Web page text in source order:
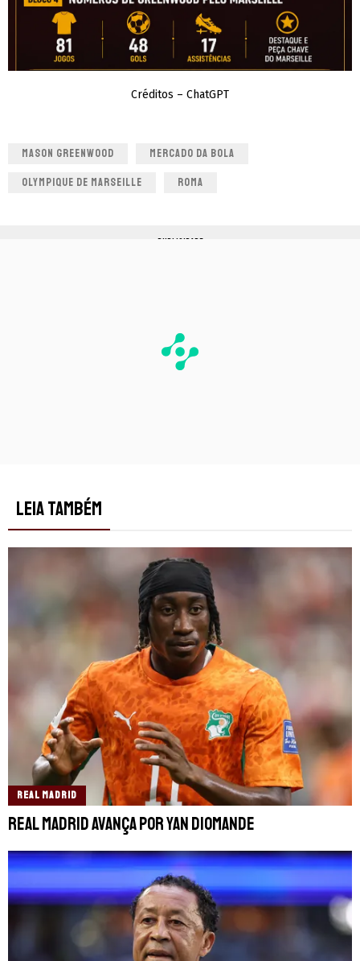
Créditos – ChatGPT
MASON GREENWOOD MERCADO DA BOLA
OLYMPIQUE DE MARSEILLE ROMA
PUBLICIDADE
LEIA TAMBÉM
REAL MADRID
Real Madrid avança por Yan Diomande